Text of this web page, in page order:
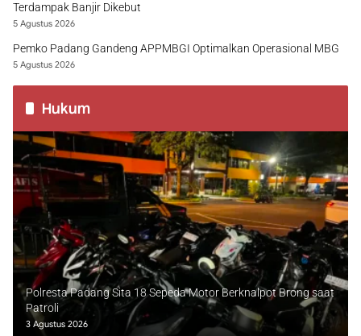
Terdampak Banjir Dikebut
5 Agustus 2026
Pemko Padang Gandeng APPMBGI Optimalkan Operasional MBG
5 Agustus 2026
Hukum
Polresta Padang Sita 18 Sepeda Motor Berknalpot Brong saat
Patroli
3 Agustus 2026